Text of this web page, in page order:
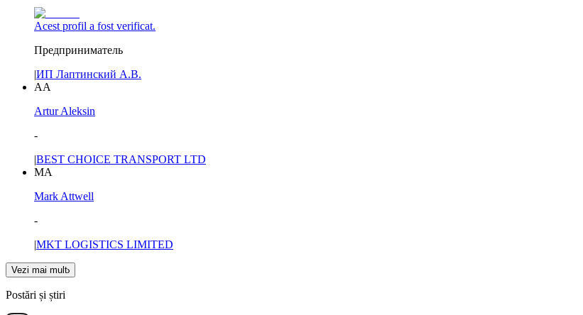
Acest profil a fost verificat.
Предприниматель
|ИП Лаптинский А.В.
AA
Artur Aleksin
-
|BEST CHOICE TRANSPORT LTD
MA
Mark Attwell
-
|MKT LOGISTICS LIMITED
Vezi mai mult
Postări și știri